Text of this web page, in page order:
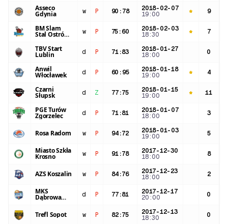
Asseco
Gdynia w P 90 : 78
2018-02-07
19:00
9
BM Slam
Stal Ostrów w P 75 : 60
2018-02-03
18:30
7
TBV Start
Lublin d P 71:83
2018-01-27
18:00
0
Anwil
Włocławek d P 60 : 95
2018-01-18
19:00
4
Czarni
Słupsk d Z 77:75
2018-01-15
19:00
11
PGE Turów
Zgorzelec d P 71:81
2018-01-07
18:00
3
Rosa Radom w P 94:72
2018-01-03
19:00
5
Miasto Szkła
Krosno w P 91:78
2017-12-30
18:00
8
AZS Koszalin w P 84:76
2017-12-23
18:00
2
MKS
Dąbrowa
Górnicza
d P 77:81
2017-12-17
20:00
0
Trefl Sopot w P 82:75
2017-12-13
18:30
0